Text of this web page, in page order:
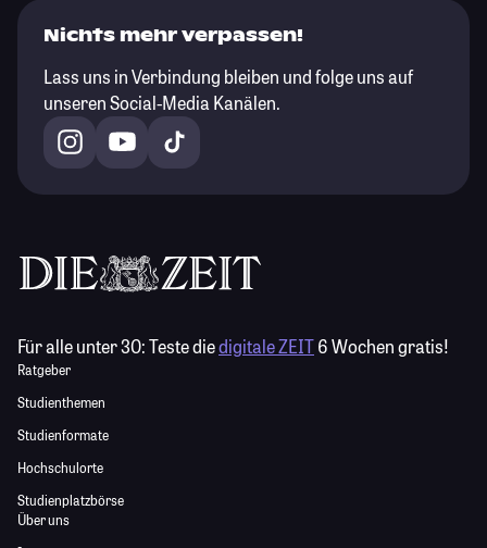
Nichts mehr verpassen!
Lass uns in Verbindung bleiben und folge uns auf
unseren Social-Media Kanälen.
Für alle unter 30:Teste diedigitale ZEIT6 Wochen gratis!
Ratgeber
Studienthemen
Studienformate
Hochschulorte
Studienplatzbörse
Über uns